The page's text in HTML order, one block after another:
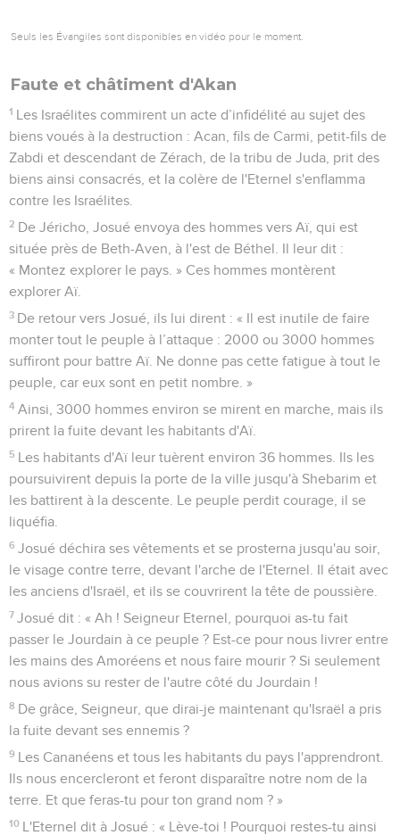
Seuls les Évangiles sont disponibles en vidéo pour le moment.
Faute et châtiment d'Akan
1 Les Israélites commirent un acte d’infidélité au sujet des
biens voués à la destruction : Acan, fils de Carmi, petit-fils de
Zabdi et descendant de Zérach, de la tribu de Juda, prit des
biens ainsi consacrés, et la colère de l'Eternel s'enflamma
contre les Israélites.
2 De Jéricho, Josué envoya des hommes vers Aï, qui est
située près de Beth-Aven, à l'est de Béthel. Il leur dit :
« Montez explorer le pays. » Ces hommes montèrent
explorer Aï.
3 De retour vers Josué, ils lui dirent : « Il est inutile de faire
monter tout le peuple à l’attaque : 2000 ou 3000 hommes
suffiront pour battre Aï. Ne donne pas cette fatigue à tout le
peuple, car eux sont en petit nombre. »
4 Ainsi, 3000 hommes environ se mirent en marche, mais ils
prirent la fuite devant les habitants d'Aï.
5 Les habitants d'Aï leur tuèrent environ 36 hommes. Ils les
poursuivirent depuis la porte de la ville jusqu'à Shebarim et
les battirent à la descente. Le peuple perdit courage, il se
liquéfia.
6 Josué déchira ses vêtements et se prosterna jusqu'au soir,
le visage contre terre, devant l'arche de l'Eternel. Il était avec
les anciens d'Israël, et ils se couvrirent la tête de poussière.
7 Josué dit : « Ah ! Seigneur Eternel, pourquoi as-tu fait
passer le Jourdain à ce peuple ? Est-ce pour nous livrer entre
les mains des Amoréens et nous faire mourir ? Si seulement
nous avions su rester de l'autre côté du Jourdain !
8 De grâce, Seigneur, que dirai-je maintenant qu'Israël a pris
la fuite devant ses ennemis ?
9 Les Cananéens et tous les habitants du pays l'apprendront.
Ils nous encercleront et feront disparaître notre nom de la
terre. Et que feras-tu pour ton grand nom ? »
10 L'Eternel dit à Josué : « Lève-toi ! Pourquoi restes-tu ainsi